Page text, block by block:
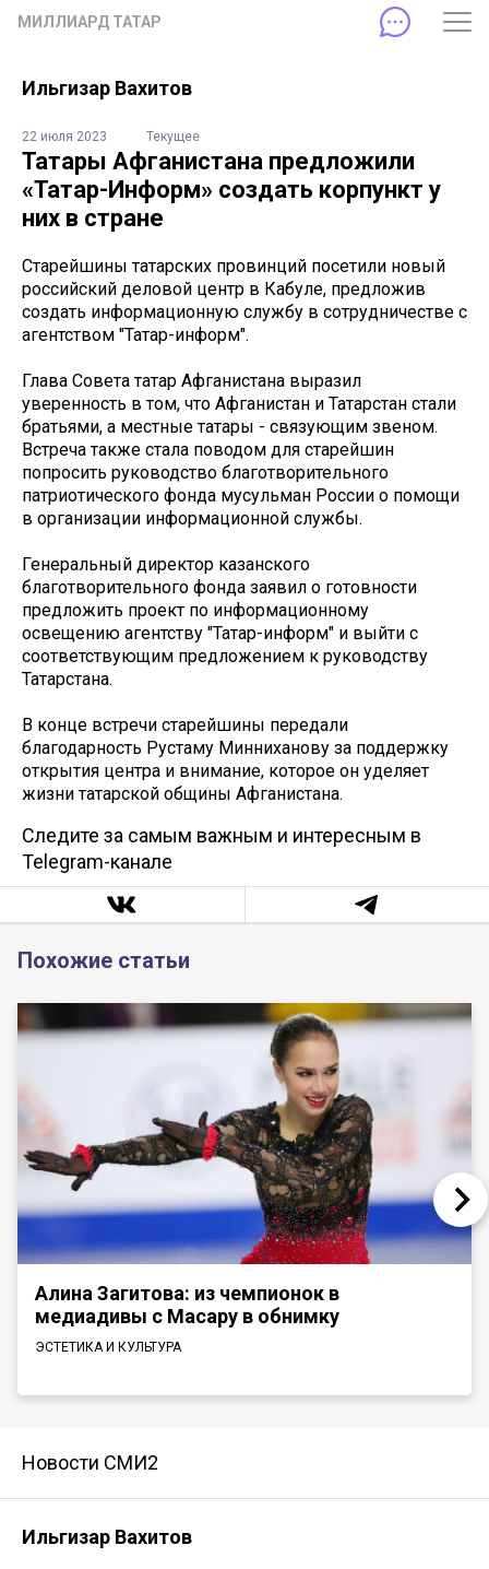
МИЛЛИАРД ТАТАР
Ильгизар Вахитов
22 июля 2023 Текущее
Татары Афганистана предложили
«Татар-Информ» создать корпункт у
них в стране
Старейшины татарских провинций посетили новый
российский деловой центр в Кабуле, предложив
создать информационную службу в сотрудничестве с
агентством "Татар-информ".
Глава Совета татар Афганистана выразил
уверенность в том, что Афганистан и Татарстан стали
братьями, а местные татары - связующим звеном.
Встреча также стала поводом для старейшин
попросить руководство благотворительного
патриотического фонда мусульман России о помощи
в организации информационной службы.
Генеральный директор казанского
благотворительного фонда заявил о готовности
предложить проект по информационному
освещению агентству "Татар-информ" и выйти с
соответствующим предложением к руководству
Татарстана.
В конце встречи старейшины передали
благодарность Рустаму Минниханову за поддержку
открытия центра и внимание, которое он уделяет
жизни татарской общины Афганистана.
Следите за самым важным и интересным в
Telegram-канале
Похожие статьи
Алина Загитова: из чемпионок в
медиадивы с Масару в обнимку
ЭСТЕТИКА И КУЛЬТУРА
Новости СМИ2
Ильгизар Вахитов